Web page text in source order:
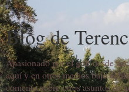
Blog de
Apasionado por el golf desde
aquí y en otros medios bajo el
comento sobre otros asuntos de